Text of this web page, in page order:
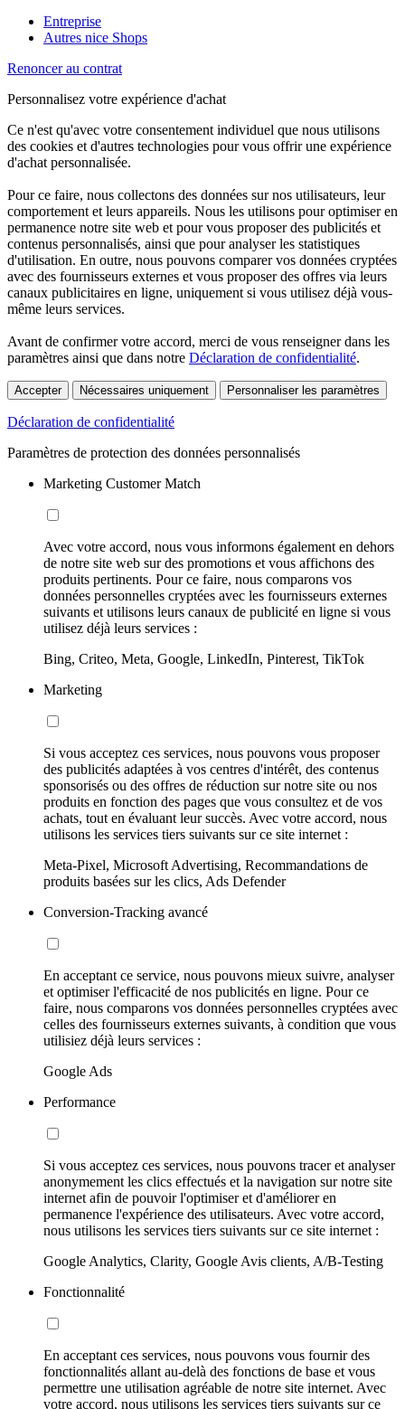
Entreprise
Autres nice Shops
Renoncer au contrat
Personnalisez votre expérience d'achat
Ce n'est qu'avec votre consentement individuel que nous utilisons
des cookies et d'autres technologies pour vous offrir une expérience
d'achat personnalisée.
Pour ce faire, nous collectons des données sur nos utilisateurs, leur
comportement et leurs appareils. Nous les utilisons pour optimiser en
permanence notre site web et pour vous proposer des publicités et
contenus personnalisés, ainsi que pour analyser les statistiques
d'utilisation. En outre, nous pouvons comparer vos données cryptées
avec des fournisseurs externes et vous proposer des offres via leurs
canaux publicitaires en ligne, uniquement si vous utilisez déjà vous-
même leurs services.
Avant de confirmer votre accord, merci de vous renseigner dans les
paramètres ainsi que dans notre Déclaration de confidentialité.
Accepter Nécessaires uniquement Personnaliser les paramètres
Déclaration de confidentialité
Paramètres de protection des données personnalisés
Marketing Customer Match
Avec votre accord, nous vous informons également en dehors
de notre site web sur des promotions et vous affichons des
produits pertinents. Pour ce faire, nous comparons vos
données personnelles cryptées avec les fournisseurs externes
suivants et utilisons leurs canaux de publicité en ligne si vous
utilisez déjà leurs services :
Bing, Criteo, Meta, Google, LinkedIn, Pinterest, TikTok
Marketing
Si vous acceptez ces services, nous pouvons vous proposer
des publicités adaptées à vos centres d'intérêt, des contenus
sponsorisés ou des offres de réduction sur notre site ou nos
produits en fonction des pages que vous consultez et de vos
achats, tout en évaluant leur succès. Avec votre accord, nous
utilisons les services tiers suivants sur ce site internet :
Meta-Pixel, Microsoft Advertising, Recommandations de
produits basées sur les clics, Ads Defender
Conversion-Tracking avancé
En acceptant ce service, nous pouvons mieux suivre, analyser
et optimiser l'efficacité de nos publicités en ligne. Pour ce
faire, nous comparons vos données personnelles cryptées avec
celles des fournisseurs externes suivants, à condition que vous
utilisiez déjà leurs services :
Google Ads
Performance
Si vous acceptez ces services, nous pouvons tracer et analyser
anonymement les clics effectués et la navigation sur notre site
internet afin de pouvoir l'optimiser et d'améliorer en
permanence l'expérience des utilisateurs. Avec votre accord,
nous utilisons les services tiers suivants sur ce site internet :
Google Analytics, Clarity, Google Avis clients, A/B-Testing
Fonctionnalité
En acceptant ces services, nous pouvons vous fournir des
fonctionnalités allant au-delà des fonctions de base et vous
permettre une utilisation agréable de notre site internet. Avec
votre accord, nous utilisons les services tiers suivants sur ce